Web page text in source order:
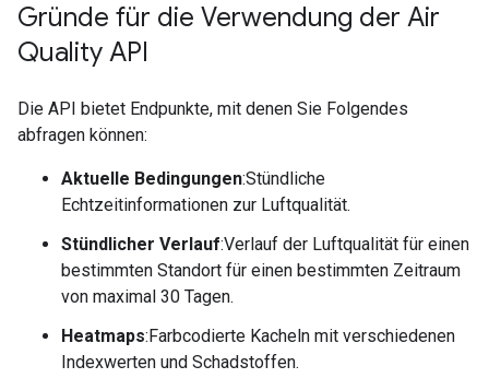
Gründe für die Verwendung der Air
Quality API
Die API bietet Endpunkte, mit denen Sie Folgendes
abfragen können:
Aktuelle Bedingungen:Stündliche
Echtzeitinformationen zur Luftqualität.
Stündlicher Verlauf:Verlauf der Luftqualität für einen
bestimmten Standort für einen bestimmten Zeitraum
von maximal 30 Tagen.
Heatmaps:Farbcodierte Kacheln mit verschiedenen
Indexwerten und Schadstoffen.